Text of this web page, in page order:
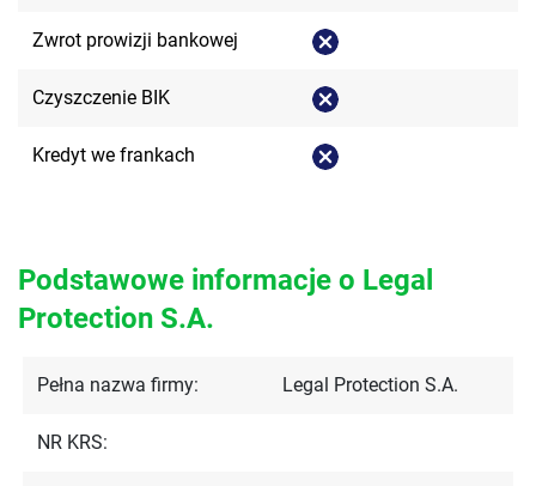
Zwrot prowizji bankowej
Czyszczenie BIK
Kredyt we frankach
Podstawowe informacje o Legal
Protection S.A.
Pełna nazwa firmy: Legal Protection S.A.
NR KRS: